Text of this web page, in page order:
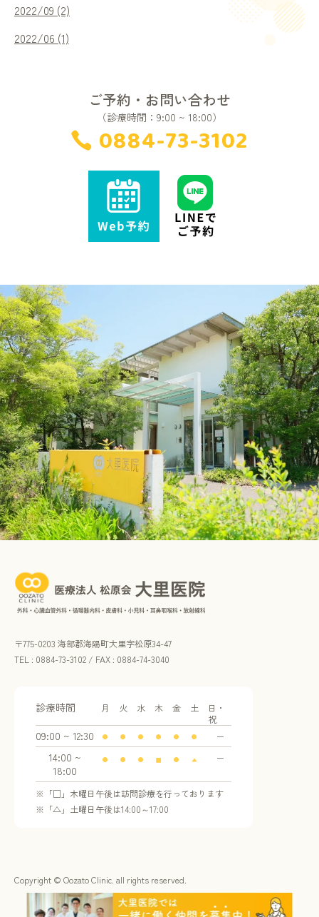
2022/09 (2)
2022/06 (1)
ご予約・お問い合わせ
（診療時間：9:00 ~ 18:00）
0884-73-3102
〒775-0203 海部郡海陽町大里字松原34-47
TEL : 0884-73-3102 / FAX : 0884-74-3040
診療時間 月 火 水 木 金 土
日・
祝
09:00 ~ 12:30 ● ● ● ● ● ● ー
14:00 ~
18:00
● ● ● ■ ● ▲ ー
※「□」木曜日午後は訪問診療を行っております
※「△」土曜日午後は14:00～17:00
Copyright © Oozato Clinic. all rights reserved.